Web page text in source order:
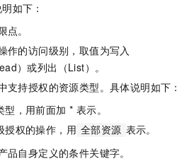
如下：
。
作的访问级别，取值为写入
）或列出（List）。
支持授权的资源类型。具体说明如下：
，用前面加 * 表示。
授权的操作，用 全部资源 表示。
品自身定义的条件关键字。